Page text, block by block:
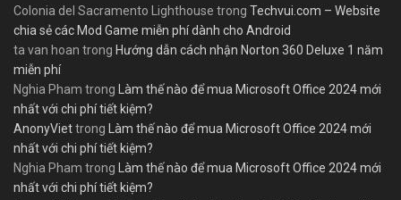
Colonia del Sacramento Lighthouse trong Techvui.com – Website
chia sẻ các Mod Game miễn phí dành cho Android
ta van hoan trong Hướng dẫn cách nhận Norton 360 Deluxe 1 năm
miễn phí
Nghia Pham trong Làm thế nào để mua Microsoft Office 2024 mới
nhất với chi phí tiết kiệm?
AnonyViettrong Làm thế nào để mua Microsoft Office 2024 mới
nhất với chi phí tiết kiệm?
Nghia Pham trong Làm thế nào để mua Microsoft Office 2024 mới
nhất với chi phí tiết kiệm?